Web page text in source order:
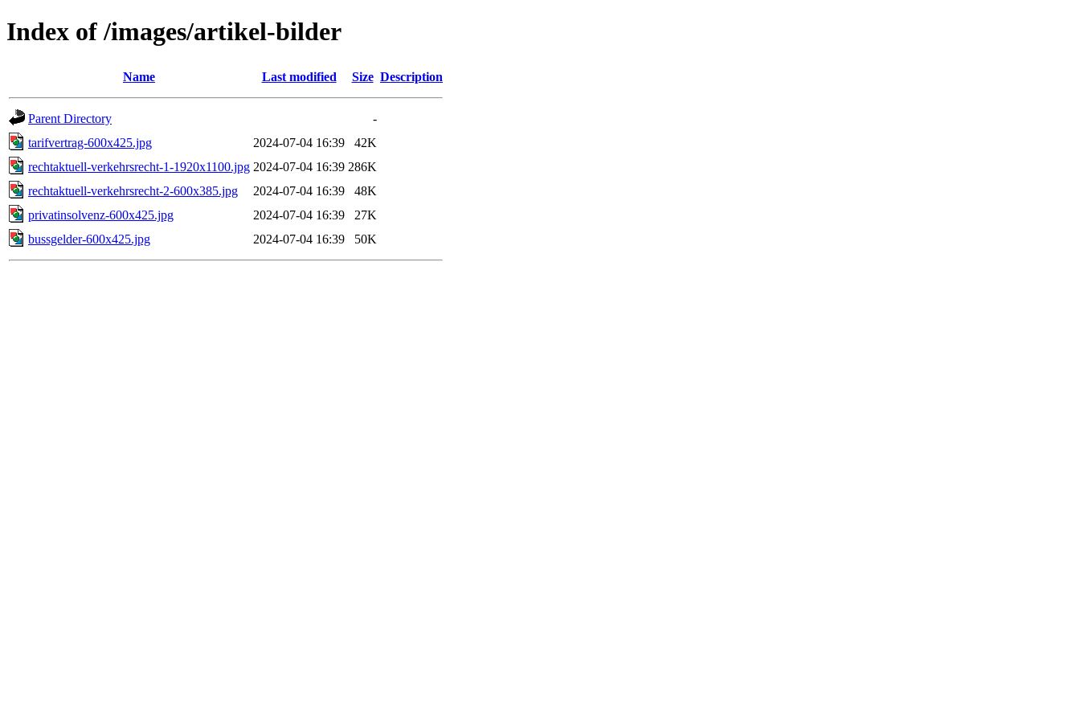
Index of /images/artikel-bilder
Name Last modified Size Description
Parent Directory
-
tarifvertrag-600x425.jpg
2024-07-04 16:39
42K
rechtaktuell-verkehrsrecht-1-1920x1100.jpg 2024-07-04 16:39 286K
rechtaktuell-verkehrsrecht-2-600x385.jpg
2024-07-04 16:39
48K
privatinsolvenz-600x425.jpg
2024-07-04 16:39
27K
bussgelder-600x425.jpg
2024-07-04 16:39 50K